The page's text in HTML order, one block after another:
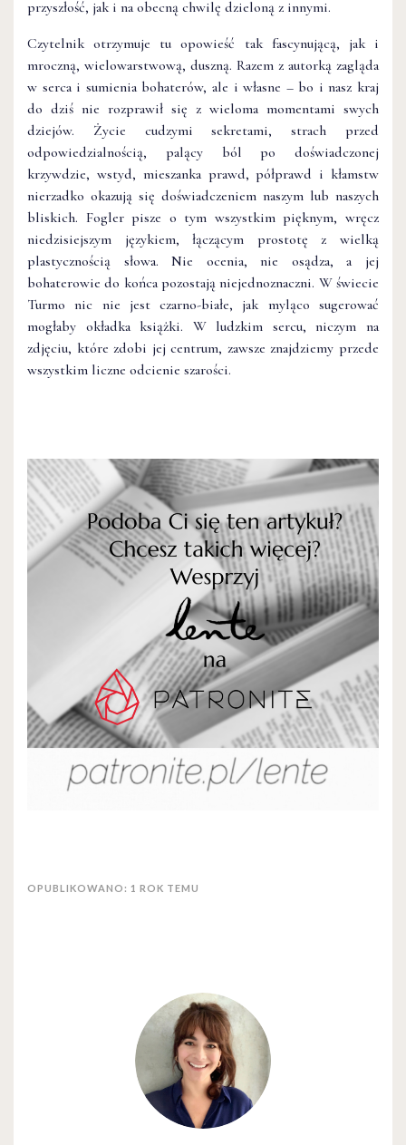
przyszłość, jak i na obecną chwilę dzieloną z innymi.
Czytelnik otrzymuje tu opowieść tak fascynującą, jak i
mroczną, wielowarstwową, duszną. Razem z autorką zagląda
w serca i sumienia bohaterów, ale i własne – bo i nasz kraj
do dziś nie rozprawił się z wieloma momentami swych
dziejów. Życie cudzymi sekretami, strach przed
odpowiedzialnością, palący ból po doświadczonej
krzywdzie, wstyd, mieszanka prawd, półprawd i kłamstw
nierzadko okazują się doświadczeniem naszym lub naszych
bliskich. Fogler pisze o tym wszystkim pięknym, wręcz
niedzisiejszym językiem, łączącym prostotę z wielką
plastycznością słowa. Nie ocenia, nie osądza, a jej
bohaterowie do końca pozostają niejednoznaczni. W świecie
Turmo nic nie jest czarno-białe, jak myląco sugerować
mogłaby okładka książki. W ludzkim sercu, niczym na
zdjęciu, które zdobi jej centrum, zawsze znajdziemy przede
wszystkim liczne odcienie szarości.
OPUBLIKOWANO: 1 ROK TEMU